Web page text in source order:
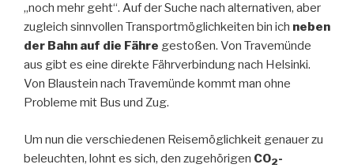
„noch mehr geht“. Auf der Suche nach alternativen, aber
zugleich sinnvollen Transportmöglichkeiten bin ich neben
der Bahn auf die Fähre gestoßen. Von Travemünde
aus gibt es eine direkte Fährverbindung nach Helsinki.
Von Blaustein nach Travemünde kommt man ohne
Probleme mit Bus und Zug.
Um nun die verschiedenen Reisemöglichkeit genauer zu
beleuchten, lohnt es sich, den zugehörigen CO2-